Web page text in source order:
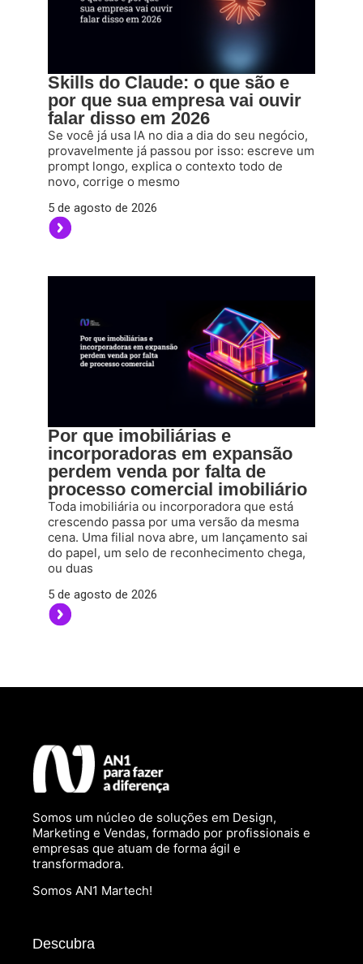
Skills do Claude: o que são e
por que sua empresa vai ouvir
falar disso em 2026
Se você já usa IA no dia a dia do seu negócio,
provavelmente já passou por isso: escreve um
prompt longo, explica o contexto todo de
novo, corrige o mesmo
5 de agosto de 2026
Por que imobiliárias e
incorporadoras em expansão
perdem venda por falta de
processo comercial imobiliário
Toda imobiliária ou incorporadora que está
crescendo passa por uma versão da mesma
cena. Uma filial nova abre, um lançamento sai
do papel, um selo de reconhecimento chega,
ou duas
5 de agosto de 2026
Somos um núcleo de soluções em Design,
Marketing e Vendas, formado por profissionais e
empresas que atuam de forma ágil e
transformadora.
Somos AN1 Martech!
Descubra